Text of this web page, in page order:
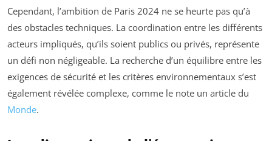
Cependant, l’ambition de Paris 2024 ne se heurte pas qu’à
des obstacles techniques. La coordination entre les différents
acteurs impliqués, qu’ils soient publics ou privés, représente
un défi non négligeable. La recherche d’un équilibre entre les
exigences de sécurité et les critères environnementaux s’est
également révélée complexe, comme le note un article du
Monde.